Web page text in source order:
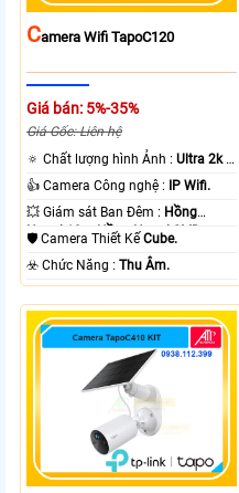
CAmera Wifi TapoC120
Giá bán: 5%-35%
Giá Gốc: Liên hệ
🔅 Chất lượng hình Ảnh :Ultra 2k +
.
👍 Camera Công nghệ :
IP Wifi.
💥 Giám sát Ban Đêm : Hồng
Ngoại 10m Hồng Ngoại SMD.
🛡 Camera Thiết KếCube.
️☣️ Chức Năng :Thu Âm.